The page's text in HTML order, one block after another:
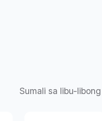
Sumali sa libu-